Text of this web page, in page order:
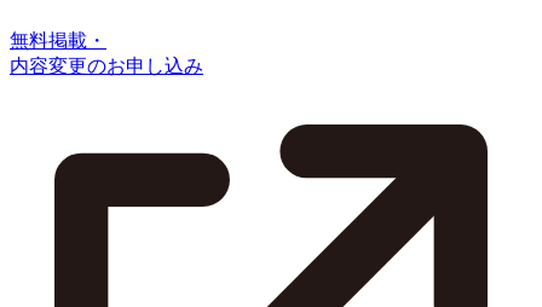
無料掲載・
内容変更のお申し込み